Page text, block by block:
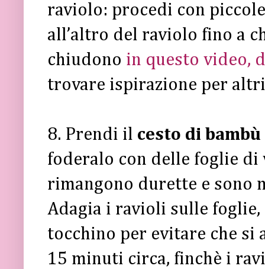
raviolo: procedi con
all’altro del raviolo fino a
chiudono in questo video,
trovare ispirazione per
8. Prendi il cesto di
foderalo con delle foglie di
rimangono durette e sono
Adagia i ravioli sulle foglie,
tocchino per evitare che si
15 minuti circa, finchè i